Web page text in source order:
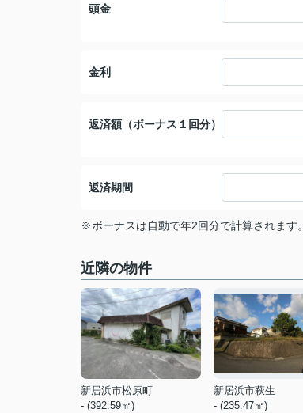
頭金
金利
返済額（ボーナス１回分）
返済期間
※ボーナスは自動で年2回分で計算されます。
近隣の物件
新居浜市松原町
- (392.59㎡)
新居浜市萩生
- (235.47㎡)